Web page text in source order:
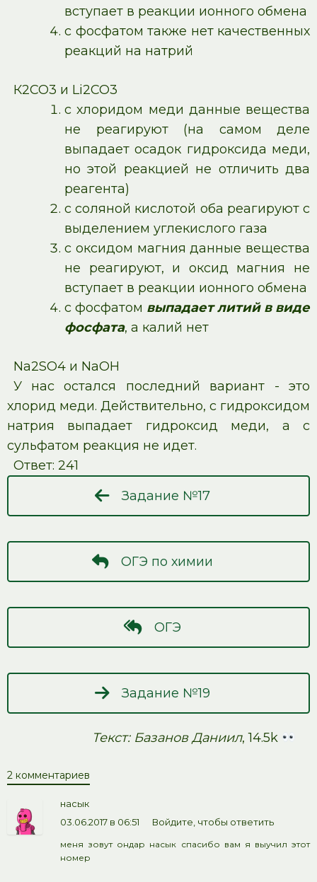
вступает в реакции ионного обмена
с фосфатом также нет качественных
реакций на натрий
К2CO3 и Li2CO3
с хлоридом меди данные вещества
не реагируют (на самом деле
выпадает осадок гидроксида меди,
но этой реакцией не отличить два
реагента)
с соляной кислотой оба реагируют с
выделением углекислого газа
с оксидом магния данные вещества
не реагируют, и оксид магния не
вступает в реакции ионного обмена
с фосфатом выпадает литий в виде
фосфата, а калий нет
Na2SO4 и NaOH
У нас остался последний вариант - это
хлорид меди. Действительно, с гидроксидом
натрия выпадает гидроксид меди, а с
сульфатом реакция не идет.
Ответ: 241
Задание №17
ОГЭ по химии
ОГЭ
Задание №19
Текст: Базанов Даниил, 14.5k
2 комментариев
насык
03.06.2017 в 06:51
Войдите, чтобы ответить
меня зовут ондар насык спасибо вам я выучил этот
номер